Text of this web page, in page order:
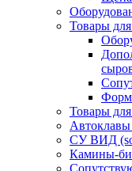
Товары
Товары
Автоклавы
СУ ВИД
Камины-